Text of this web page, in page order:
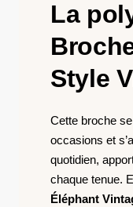
La
Style
Cette broche
occasions et
quotidien,
chaque tenue.
Éléphant